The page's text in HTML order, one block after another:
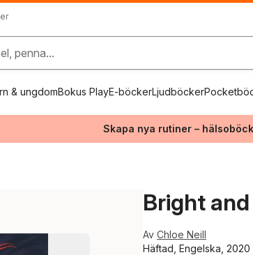
penna...
& ungdomBokus PlayE-böckerLjudböcker
Skapa nya rutiner –
Bright
Av Chloe Neill
Häftad, Engelska, 2020